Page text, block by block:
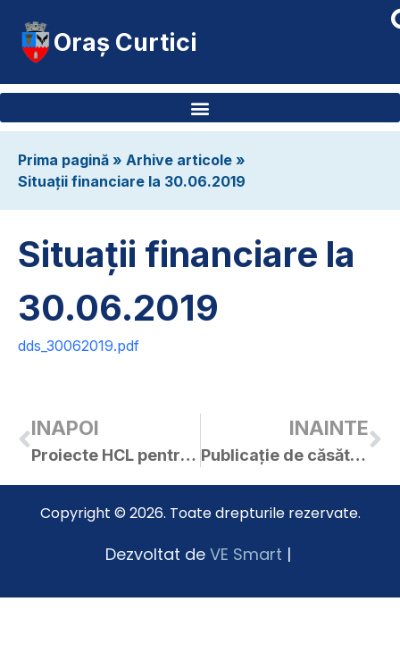
Oraș Curtici
Prima pagină » Arhive articole »
Situații financiare la 30.06.2019
Situații financiare la
30.06.2019
dds_30062019.pdf
INAPOI
Proiecte HCL pentru ședința extraordinară din 02.08.2019
INAINTE
Publicație de căsătorie – Cîrpaci Valentin / Cîrpaci Ancuța
Copyright © 2026. Toate drepturile rezervate.
Dezvoltat de VE Smart |